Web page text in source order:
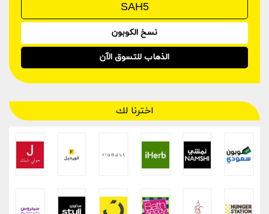
نسخ الكوبون
الذهاب للتسوق الآن
اخترنا لك